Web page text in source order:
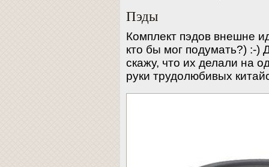
Пэды
Комплект пэдов внешне
кто бы мог подумать?) :-)
скажу, что их делали на
руки трудолюбивых